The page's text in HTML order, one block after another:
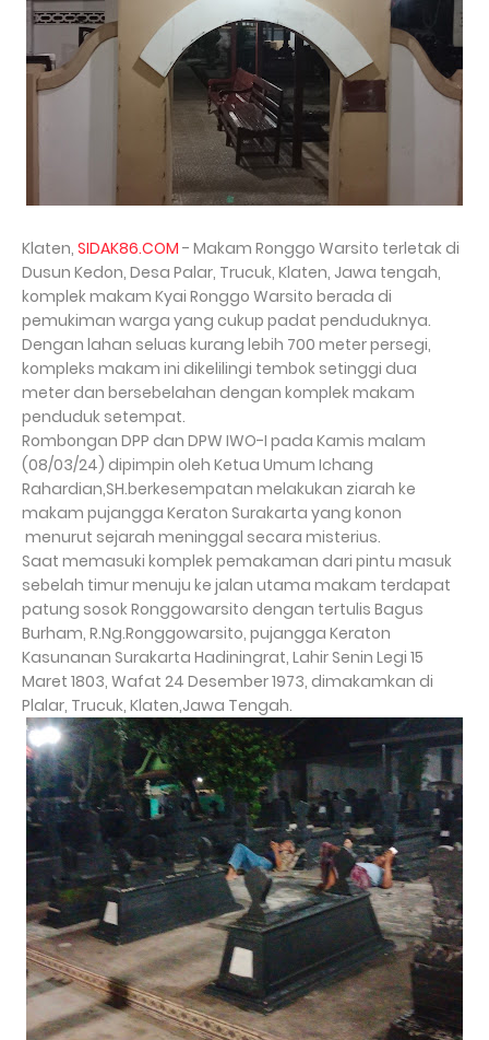
Klaten, SIDAK86.COM - Makam Ronggo Warsito terletak di
Dusun Kedon, Desa Palar, Trucuk, Klaten, Jawa tengah,
komplek makam Kyai Ronggo Warsito berada di
pemukiman warga yang cukup padat penduduknya.
Dengan lahan seluas kurang lebih 700 meter persegi,
kompleks makam ini dikelilingi tembok setinggi dua
meter dan bersebelahan dengan komplek makam
penduduk setempat.
Rombongan DPP dan DPW IWO-I pada Kamis malam
(08/03/24) dipimpin oleh Ketua Umum Ichang
Rahardian,SH.berkesempatan melakukan ziarah ke
makam pujangga Keraton Surakarta yang konon
menurut sejarah meninggal secara misterius.
Saat memasuki komplek pemakaman dari pintu masuk
sebelah timur menuju ke jalan utama makam terdapat
patung sosok Ronggowarsito dengan tertulis Bagus
Burham, R.Ng.Ronggowarsito, pujangga Keraton
Kasunanan Surakarta Hadiningrat, Lahir Senin Legi 15
Maret 1803, Wafat 24 Desember 1973, dimakamkan di
Plalar, Trucuk, Klaten,Jawa Tengah.